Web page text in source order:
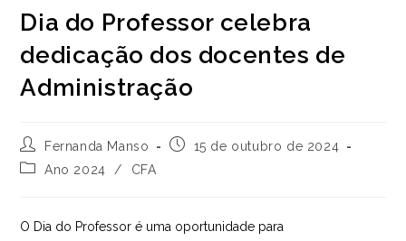
Dia do Professor celebra
dedicação dos docentes de
Administração
Autor
do
post:
Fernanda Manso
Post15 de outubro de 2024
Categoria
Ano 2024 / CFA
O Dia do Professor é uma oportunidade para